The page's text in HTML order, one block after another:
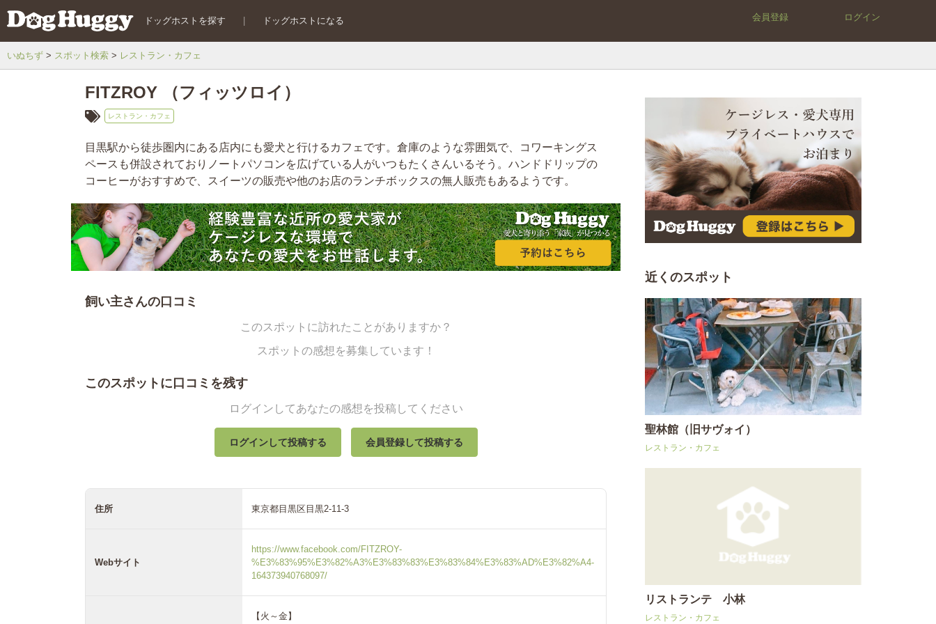
ドッグホストを探す ドッグホストになる 会員登録 ログイン
いぬちず スポット検索 レストラン・カフェ
FITZROY （フィッツロイ）
レストラン・カフェ
目黒駅から徒歩圏内にある店内にも愛犬と行けるカフェです。倉庫のような雰囲気で、コワーキングス
ペースも併設されておりノートパソコンを広げている人がいつもたくさんいるそう。ハンドドリップの
コーヒーがおすすめで、スイーツの販売や他のお店のランチボックスの無人販売もあるようです。
飼い主さんの口コミ
このスポットに訪れたことがありますか？
スポットの感想を募集しています！
このスポットに口コミを残す
ログインしてあなたの感想を投稿してください
ログインして投稿する 会員登録して投稿する
住所 東京都目黒区目黒2-11-3
Webサイト
https://www.facebook.com/FITZROY-
%E3%83%95%E3%82%A3%E3%83%83%E3%83%84%E3%83%AD%E3%82%A4-
164373940768097/
【火～金】
近くのスポット
聖林館（旧サヴォイ）
レストラン・カフェ
リストランテ 小林
レストラン・カフェ